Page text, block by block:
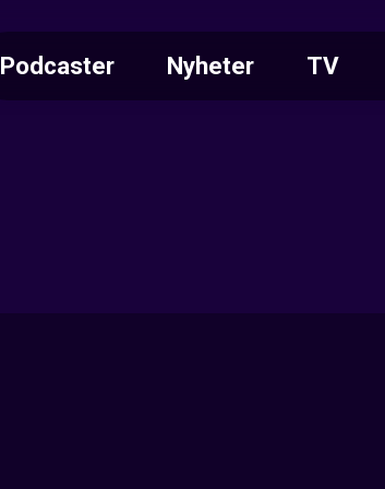
Podcaster Nyheter TV